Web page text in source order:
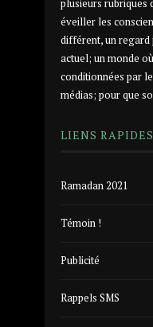
plusieurs rubriques
éveiller les
différent, un regard
actuel; un monde
conditionnées par
médias; pour que
LIENS RAPIDES
Ramadan 2021
Témoin !
Publicité
Rappels SMS